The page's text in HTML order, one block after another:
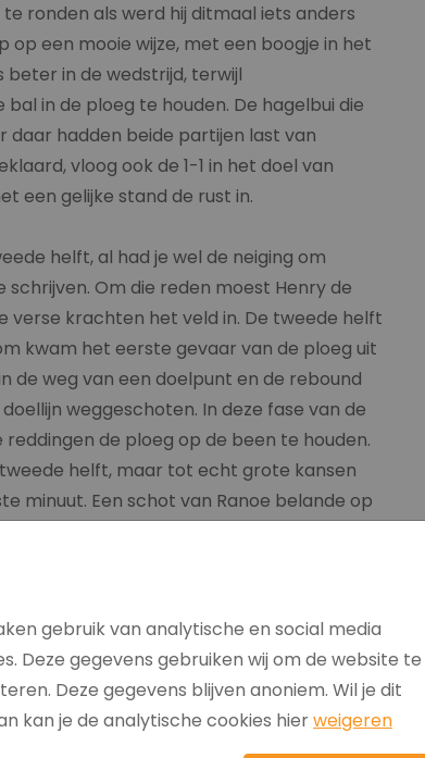
ronden als werd hij ditmaal iets anders
een mooie wijze, met een boogje in het
beter in de wedstrijd, terwijl
in de ploeg te houden. De hagelbui die
daar hadden beide partijen last van
vloog ook de 1-1 in het doel van
een gelijke stand de rust in.
helft, al had je wel de neiging om
Om die reden moest Henry de
krachten het veld in. De tweede helft
kwam het eerste gevaar van de ploeg uit
de weg van een doelpunt en de rebound
weggeschoten. In deze fase van de
de ploeg op de been te houden.
helft, maar tot echt grote kansen
minuut. Een schot van Ranoe belande op
doelpunt door het aluminium
een corner, waarbij de
die daaruit ontstond voor
stonden te veel mensen voor het doel om
ook tegen een speler aan. Het was
het schot blokkeerde of toch iemand van
creëren, maar aan de kant van
eindigde in een gelijkspel kwam
gebruik van analytische en social media
Deze gegevens gebruiken wij om de website te
Deze gegevens blijven anoniem. Wil je dit
kan je de analytische cookies hierweigeren